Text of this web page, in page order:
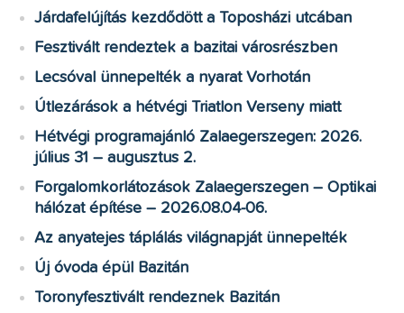
Járdafelújítás kezdődött a Toposházi utcában
Fesztivált rendeztek a bazitai városrészben
Lecsóval ünnepelték a nyarat Vorhotán
Útlezárások a hétvégi Triatlon Verseny miatt
Hétvégi programajánló Zalaegerszegen: 2026.
július 31 – augusztus 2.
Forgalomkorlátozások Zalaegerszegen – Optikai
hálózat építése – 2026.08.04-06.
Az anyatejes táplálás világnapját ünnepelték
Új óvoda épül Bazitán
Toronyfesztivált rendeznek Bazitán